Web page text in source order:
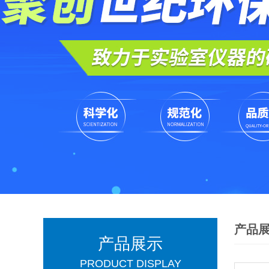
产品展示
PRODUCT DISPLAY
产品